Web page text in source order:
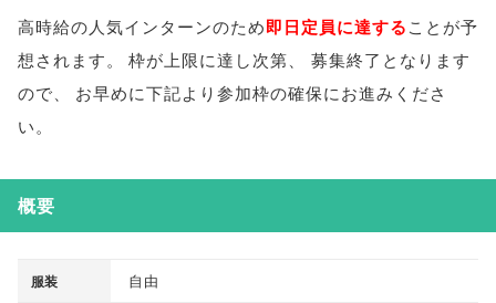
高時給の人気インターンのため即日定員に達することが予
想されます。 枠が上限に達し次第、
募集終了となります
ので、
お早めに下記より参加枠の確保にお進みくださ
い。
概要
服装 自由